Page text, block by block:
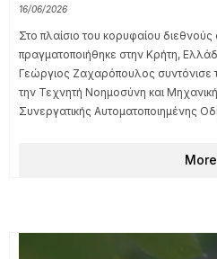
16/06/2026
Στο πλαίσιο του κορυφαίου
πραγματοποιήθηκε στην Κρήτη,
Γεώργιος Ζαχαρόπουλος συντόνισε
την Τεχνητή Νοημοσύνη και
Συνεργατικής Αυτοματοποιημένης
More